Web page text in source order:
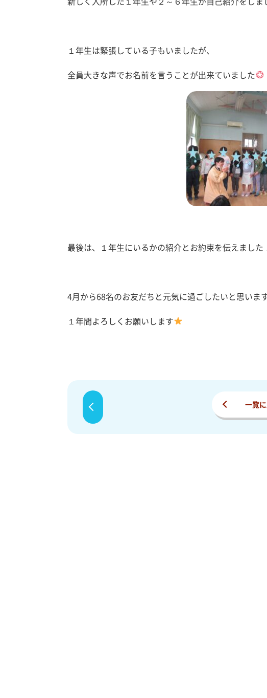
１年生は緊張している子もいましたが、
全員大きな声でお名前を言うことが出来ていました
最後は、１年生にいるかの紹介とお約束を伝えました
4月から68名のお友だちと元気に過ごしたいと思いま
１年間よろしくお願いします
一覧